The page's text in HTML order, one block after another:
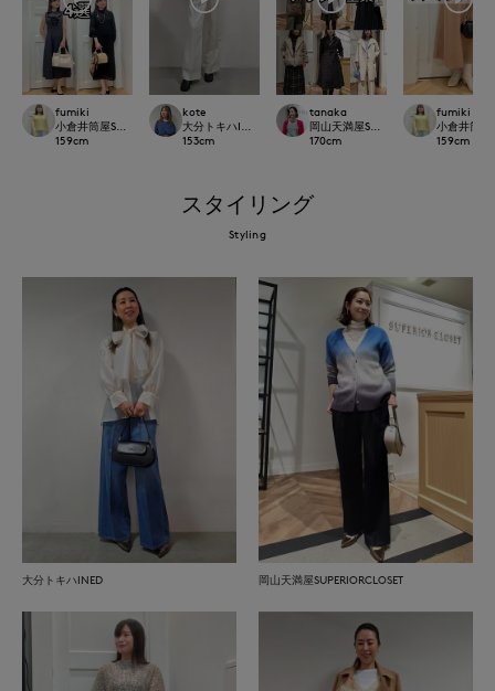
fumiki
小倉井筒屋SUPERIOR CLOSET
159cm
kote
大分トキハINED
153cm
tanaka
岡山天満屋SUPERIORCLOSET
170cm
fumiki
小倉井筒屋
159cm
スタイリング
Styling
大分トキハINED 岡山天満屋SUPERIORCLOSET